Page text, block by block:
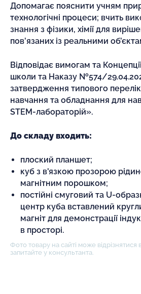
Допомагає пояснити учням
технологічні процеси; вчить
знання з фізики, хімії для
пов’язаних із реальними
Відповідає вимогам та
школи та Наказу №574/
затвердження типового
навчання та обладнання для
STEM-лабораторій».
До складу входить:
плоский планшет;
куб з в'язкою прозорою
магнітним порошком;
постійні смуговий та U-
центр куба вставлений
магніт для демонстрації
в просторі.
Фото товару на сайті може відрізнятися
запитайте у консультанта.